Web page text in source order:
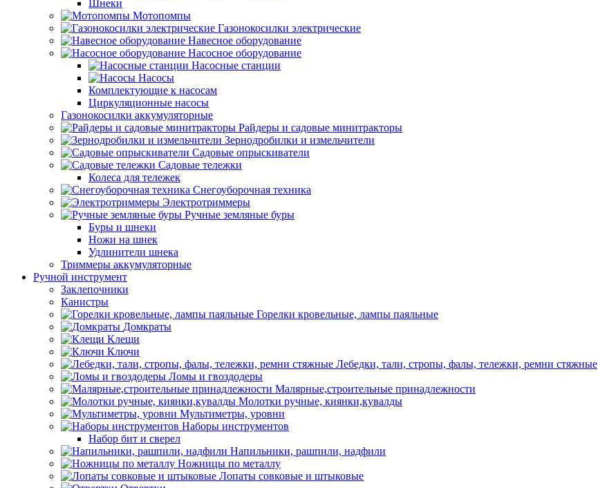
Шнеки
Мотопомпы
Газонокосилки электрические
Навесное оборудование
Насосное оборудование
Насосные станции
Насосы
Комплектующие к насосам
Циркуляционные насосы
Газонокосилки аккумуляторные
Райдеры и садовые минитракторы
Зернодробилки и измельчители
Садовые опрыскиватели
Садовые тележки
Колеса для тележек
Снегоуборочная техника
Электротриммеры
Ручные земляные буры
Буры и шнеки
Ножи на шнек
Удлинители шнека
Триммеры аккумуляторные
Ручной инструмент
Заклепочники
Канистры
Горелки кровельные, лампы паяльные
Домкраты
Клещи
Ключи
Лебедки, тали, стропы, фалы, тележки, ремни стяжные
Ломы и гвоздодеры
Малярные,строительные принадлежности
Молотки ручные, киянки,кувалды
Мультиметры, уровни
Наборы инструментов
Набор бит и сверел
Напильники, рашпили, надфили
Ножницы по металлу
Лопаты совковые и штыковые